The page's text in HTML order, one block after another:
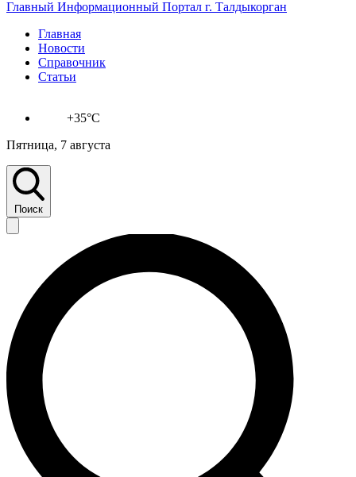
Главный Информационный Портал г. Талдыкорган
Главная
Новости
Справочник
Статьи
+35°C
Пятница, 7 августа
Поиск